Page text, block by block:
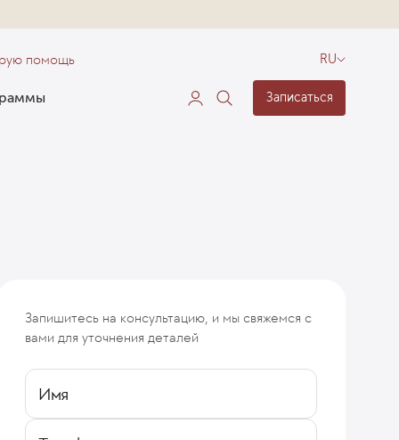
помощь RU
Записаться
Запишитесь на консультацию, и мы свяжемся с
вами для уточнения деталей
Имя